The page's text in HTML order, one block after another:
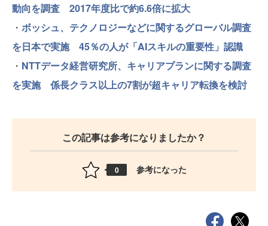
動向を調査 2017年度比で約6.6倍に拡大
・ ボッシュ、テクノロジーなどに関するグローバル調査
を日本で実施 45％の人が「AIスキルの重要性」認識
・ NTTデータ経営研究所、キャリアプランに関する調査
を実施 係長クラス以上の7割が超キャリア転換を検討
この記事は参考になりましたか？
0 参考になった